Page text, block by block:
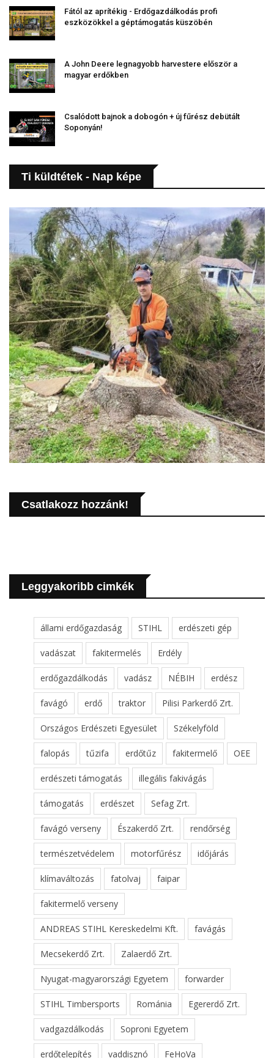
Fától az aprítékig - Erdőgazdálkodás profi
eszközökkel a géptámogatás küszöbén
A John Deere legnagyobb harvestere először a
magyar erdőkben
Csalódott bajnok a dobogón + új fűrész debütált
Soponyán!
Ti küldtétek - Nap képe
Csatlakozz hozzánk!
Leggyakoribb cimkék
állami erdőgazdaság STIHL erdészeti gép
vadászat fakitermelés Erdély
erdőgazdálkodás vadász NÉBIH erdész
favágó erdő traktor Pilisi Parkerdő Zrt.
Országos Erdészeti Egyesület Székelyföld
falopás tűzifa erdőtűz fakitermelő OEE
erdészeti támogatás illegális fakivágás
támogatás erdészet Sefag Zrt.
favágó verseny Északerdő Zrt. rendőrség
természetvédelem motorfűrész időjárás
klímaváltozás fatolvaj faipar
fakitermelő verseny
ANDREAS STIHL Kereskedelmi Kft. favágás
Mecsekerdő Zrt. Zalaerdő Zrt.
Nyugat-magyarországi Egyetem forwarder
STIHL Timbersports Románia Egererdő Zrt.
vadgazdálkodás Soproni Egyetem
erdőtelepítés vaddisznó FeHoVa